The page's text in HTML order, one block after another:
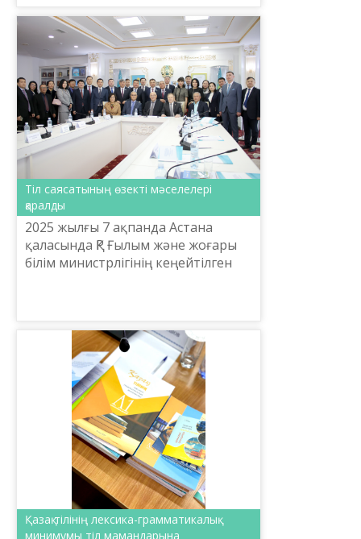
Тіл саясатының өзекті мәселелері
қаралды
2025 жылғы 7 ақпанда Астана
қаласында ҚР Ғылым және жоғары
білім министрлігінің кеңейтілген
Қазақ тілінің лексика-грамматикалық
минимумы тіл мамандарына